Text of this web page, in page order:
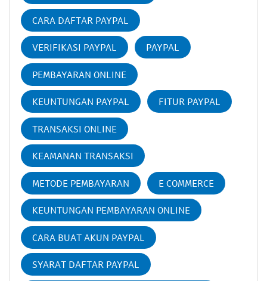
CARA DAFTAR PAYPAL
VERIFIKASI PAYPAL PAYPAL
PEMBAYARAN ONLINE
KEUNTUNGAN PAYPAL FITUR PAYPAL
TRANSAKSI ONLINE
KEAMANAN TRANSAKSI
METODE PEMBAYARAN E COMMERCE
KEUNTUNGAN PEMBAYARAN ONLINE
CARA BUAT AKUN PAYPAL
SYARAT DAFTAR PAYPAL